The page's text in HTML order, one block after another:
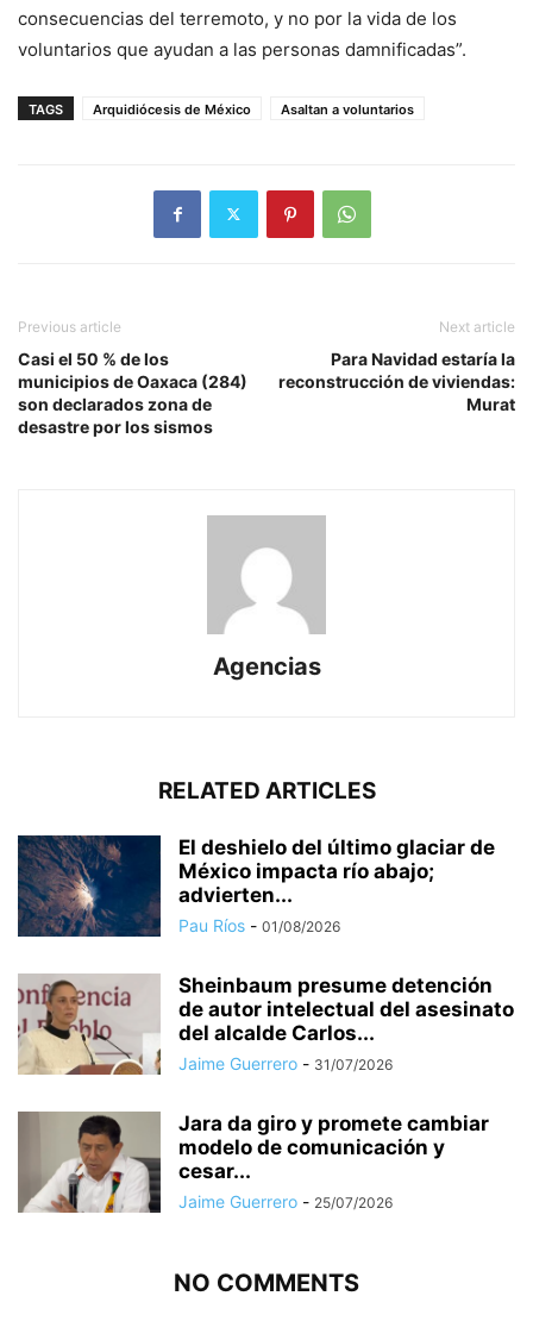
consecuencias del terremoto, y no por la vida de los
voluntarios que ayudan a las personas damnificadas”.
TAGS Arquidiócesis de México Asaltan a voluntarios
Previous article
Casi el 50 % de los
municipios de Oaxaca (284)
son declarados zona de
desastre por los sismos
Next article
Para Navidad estaría la
reconstrucción de viviendas:
Murat
Agencias
RELATED ARTICLES
El deshielo del último glaciar de
México impacta río abajo;
advierten...
Pau Ríos - 01/08/2026
Sheinbaum presume detención
de autor intelectual del asesinato
del alcalde Carlos...
Jaime Guerrero - 31/07/2026
Jara da giro y promete cambiar
modelo de comunicación y
cesar...
Jaime Guerrero - 25/07/2026
NO COMMENTS